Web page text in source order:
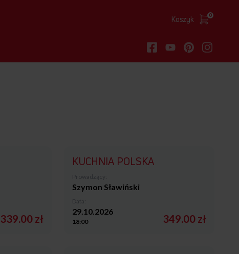
Koszyk 0
339.00 zł
KUCHNIA POLSKA
Szymon Sławiński
29.10.2026
18:00 349.00 zł